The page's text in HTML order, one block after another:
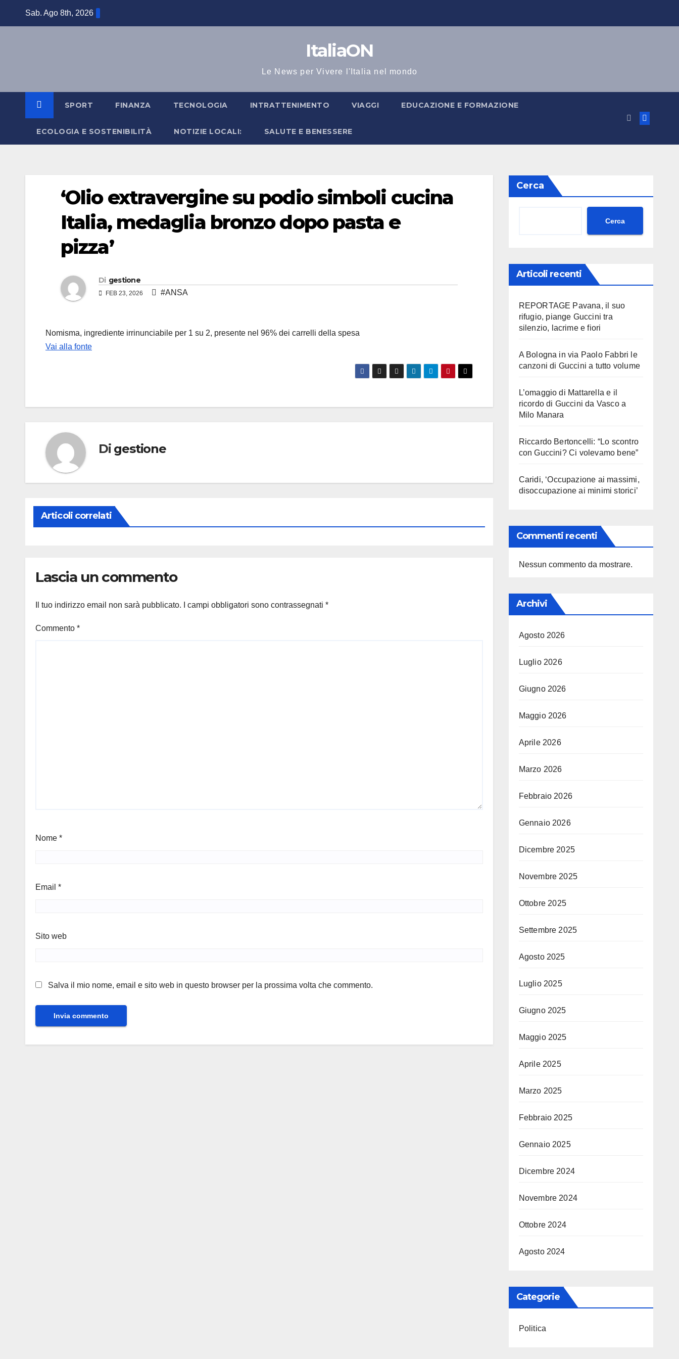
Sab. Ago 8th, 2026
ItaliaON
Le News per Vivere l'Italia nel mondo
SPORT FINANZA TECNOLOGIA INTRATTENIMENTO VIAGGI EDUCAZIONE E FORMAZIONE
ECOLOGIA E SOSTENIBILITÀ NOTIZIE LOCALI: SALUTE E BENESSERE
‘Olio extravergine su podio simboli cucina
Italia, medaglia bronzo dopo pasta e
pizza’
Di gestione
FEB 23, 2026 #ANSA
Nomisma, ingrediente irrinunciabile per 1 su 2, presente nel 96% dei carrelli della spesa
Vai alla fonte
Di gestione
Articoli correlati
Lascia un commento
Il tuo indirizzo email non sarà pubblicato. I campi obbligatori sono contrassegnati *
Commento *
Nome *
Email *
Sito web
Salva il mio nome, email e sito web in questo browser per la prossima volta che commento.
Cerca
Cerca
Articoli recenti
REPORTAGE Pavana, il suo
rifugio, piange Guccini tra
silenzio, lacrime e fiori
A Bologna in via Paolo Fabbri le
canzoni di Guccini a tutto volume
L’omaggio di Mattarella e il
ricordo di Guccini da Vasco a
Milo Manara
Riccardo Bertoncelli: “Lo scontro
con Guccini? Ci volevamo bene”
Caridi, ‘Occupazione ai massimi,
disoccupazione ai minimi storici’
Commenti recenti
Nessun commento da mostrare.
Archivi
Agosto 2026
Luglio 2026
Giugno 2026
Maggio 2026
Aprile 2026
Marzo 2026
Febbraio 2026
Gennaio 2026
Dicembre 2025
Novembre 2025
Ottobre 2025
Settembre 2025
Agosto 2025
Luglio 2025
Giugno 2025
Maggio 2025
Aprile 2025
Marzo 2025
Febbraio 2025
Gennaio 2025
Dicembre 2024
Novembre 2024
Ottobre 2024
Agosto 2024
Categorie
Politica